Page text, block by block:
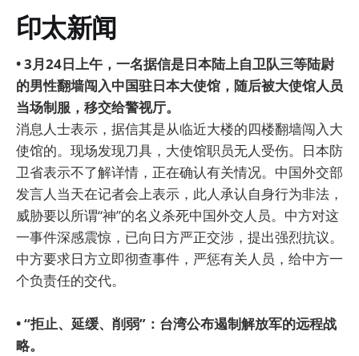
印太新闻
• 3月24日上午，一名据信是日本陆上自卫队三等陆尉
的男性翻墙闯入中国驻日本大使馆，随后被大使馆人员
当场制服，移交给警视厅。
消息人士表示，据信其是从临近大楼的四楼翻墙闯入大
使馆的。现场发现刀具，大使馆职员无人受伤。日本防
卫省表示不了解详情，正在确认有关情况。中国外交部
发言人当天在记者会上表示，此人承认自身行为非法，
威胁要以所谓“神”的名义杀死中国外交人员。中方对这
一事件深感震惊，已向日方严正交涉，提出强烈抗议。
中方要求日方立即彻查事件，严惩有关人员，给中方一
个负责任的交代。
• “拒止、延缓、削弱”：台湾公布遏制解放军的远程战
略。